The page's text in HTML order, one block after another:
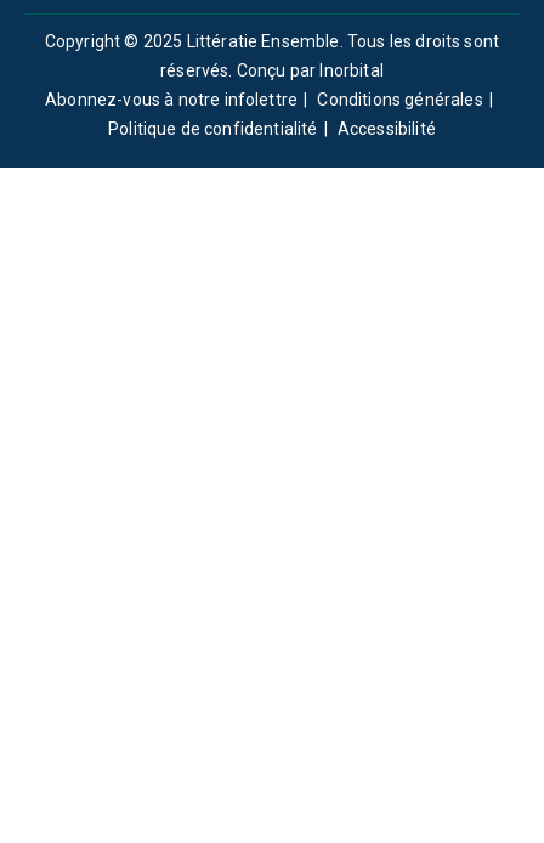
Copyright © 2025 Littératie Ensemble. Tous les droits sont
réservés. Conçu par Inorbital
Abonnez-vous à notre infolettre
Conditions générales
Politique de confidentialité
Accessibilité